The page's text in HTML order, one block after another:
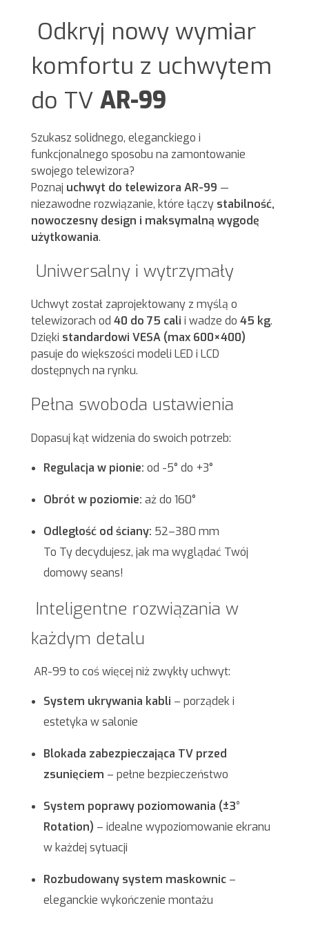
Odkryj nowy wymiar
komfortu z uchwytem
do TV AR-99
Szukasz solidnego, eleganckiego i
funkcjonalnego sposobu na zamontowanie
swojego telewizora?
Poznaj uchwyt do telewizora AR-99 —
niezawodne rozwiązanie, które łączy stabilność,
nowoczesny design i maksymalną wygodę
użytkowania.
Uniwersalny i wytrzymały
Uchwyt został zaprojektowany z myślą o
telewizorach od 40 do 75 cali i wadze do 45 kg.
Dzięki standardowi VESA (max 600×400)
pasuje do większości modeli LED i LCD
dostępnych na rynku.
Pełna swoboda ustawienia
Dopasuj kąt widzenia do swoich potrzeb:
Regulacja w pionie: od -5° do +3°
Obrót w poziomie: aż do 160°
Odległość od ściany: 52–380 mm
To Ty decydujesz, jak ma wyglądać Twój
domowy seans!
Inteligentne rozwiązania w
każdym detalu
AR-99 to coś więcej niż zwykły uchwyt:
System ukrywania kabli – porządek i
estetyka w salonie
Blokada zabezpieczająca TV przed
zsunięciem – pełne bezpieczeństwo
System poprawy poziomowania (±3°
Rotation) – idealne wypoziomowanie ekranu
w każdej sytuacji
Rozbudowany system maskownic–
eleganckie wykończenie montażu